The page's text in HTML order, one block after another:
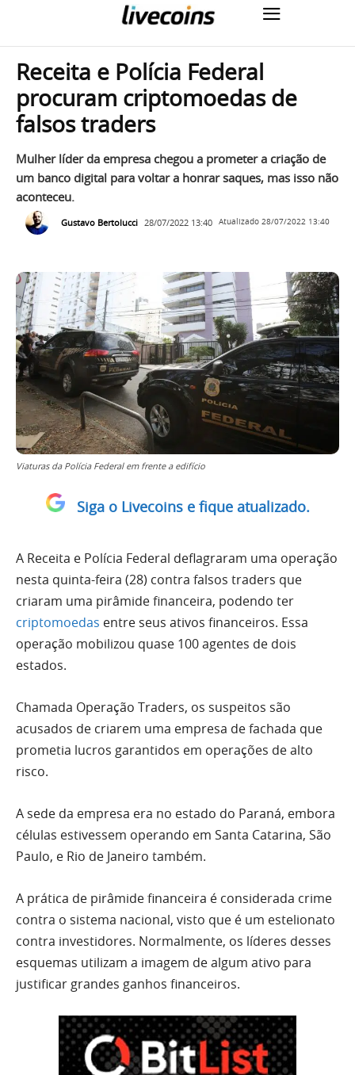
Receita e Polícia Federal
procuram criptomoedas de
falsos traders
Mulher líder da empresa chegou a prometer a criação de
um banco digital para voltar a honrar saques, mas isso não
aconteceu.
Gustavo Bertolucci 28/07/2022 13:40 Atualizado 28/07/2022 13:40
Viaturas da Polícia Federal em frente a edifício
Siga o Livecoins e fique atualizado.
A Receita e Polícia Federal deflagraram uma operação
nesta quinta-feira (28) contra falsos traders que
criaram uma pirâmide financeira, podendo ter
criptomoedas entre seus ativos financeiros. Essa
operação mobilizou quase 100 agentes de dois
estados.
Chamada Operação Traders, os suspeitos são
acusados de criarem uma empresa de fachada que
prometia lucros garantidos em operações de alto
risco.
A sede da empresa era no estado do Paraná, embora
células estivessem operando em Santa Catarina, São
Paulo, e Rio de Janeiro também.
A prática de pirâmide financeira é considerada crime
contra o sistema nacional, visto que é um estelionato
contra investidores. Normalmente, os líderes desses
esquemas utilizam a imagem de algum ativo para
justificar grandes ganhos financeiros.